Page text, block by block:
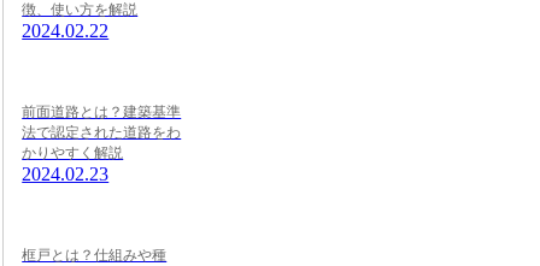
徴、使い方を解説
2024.02.22
前面道路とは？建築基準
法で認定された道路をわ
かりやすく解説
2024.02.23
框戸とは？仕組みや種